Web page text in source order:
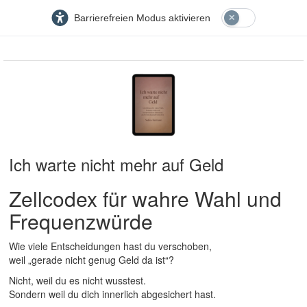
Barrierefreien Modus aktivieren
Ich warte nicht mehr auf Geld
Zellcodex für wahre Wahl und
Frequenzwürde
Wie viele Entscheidungen hast du verschoben,
weil „gerade nicht genug Geld da ist“?
Nicht, weil du es nicht wusstest.
Sondern weil du dich innerlich abgesichert hast.